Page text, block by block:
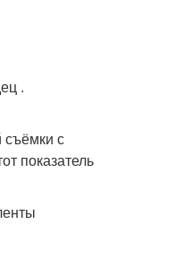
.
съёмки с
показатель